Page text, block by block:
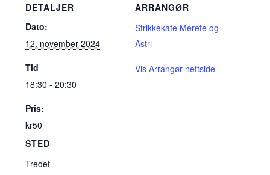
DETALJER
Dato:
12. november 2024
Tid
18:30 - 20:30
Pris:
kr50
STED
Tredet
ARRANGØR
Strikkekafe Merete og
Astri
Vis Arrangør nettside